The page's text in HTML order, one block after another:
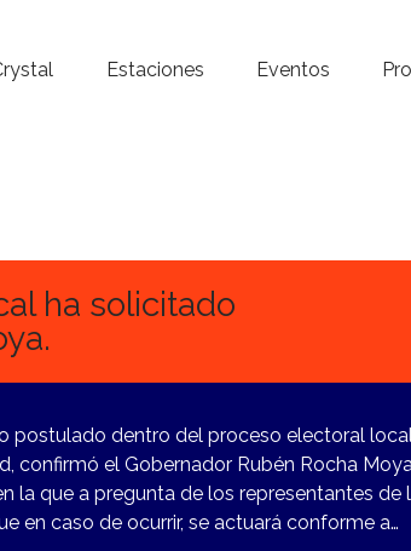
Estaciones Eventos
Noticias
Para ti
Contacto
ha solicitado
postulado dentro del proceso electoral
confirmó el Gobernador Rubén Rocha
la que a pregunta de los representantes de
en caso de ocurrir, se actuará conforme a…